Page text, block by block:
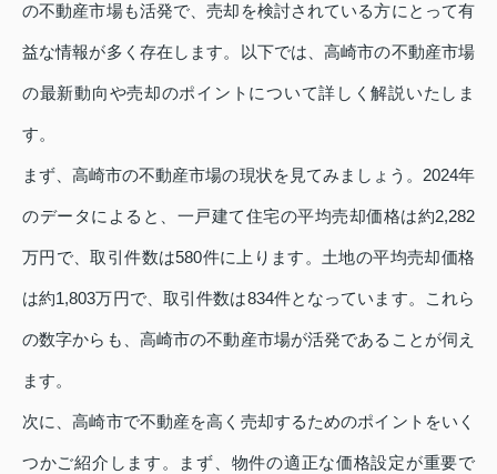
の不動産市場も活発で、売却を検討されている方にとって有
益な情報が多く存在します。以下では、高崎市の不動産市場
の最新動向や売却のポイントについて詳しく解説いたしま
す。
まず、高崎市の不動産市場の現状を見てみましょう。2024年
のデータによると、一戸建て住宅の平均売却価格は約2,282
万円で、取引件数は580件に上ります。土地の平均売却価格
は約1,803万円で、取引件数は834件となっています。これら
の数字からも、高崎市の不動産市場が活発であることが伺え
ます。
次に、高崎市で不動産を高く売却するためのポイントをいく
つかご紹介します。まず、物件の適正な価格設定が重要で